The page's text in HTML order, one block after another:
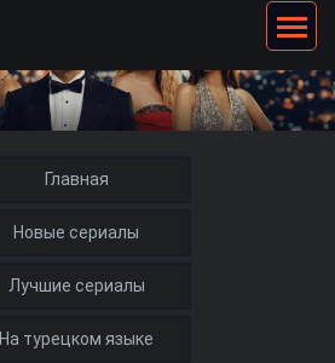
Главная
Новые сериалы
Лучшие сериалы
На турецком языке